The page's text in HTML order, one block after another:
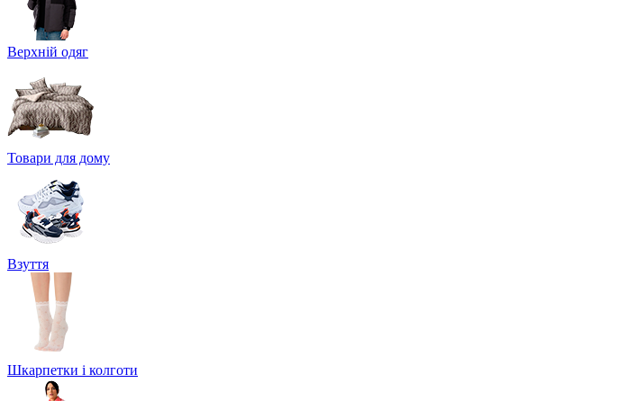
Верхній одяг
Товари для дому
Взуття
Шкарпетки і колготи